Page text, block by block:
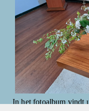
In het fotoalbum vindt